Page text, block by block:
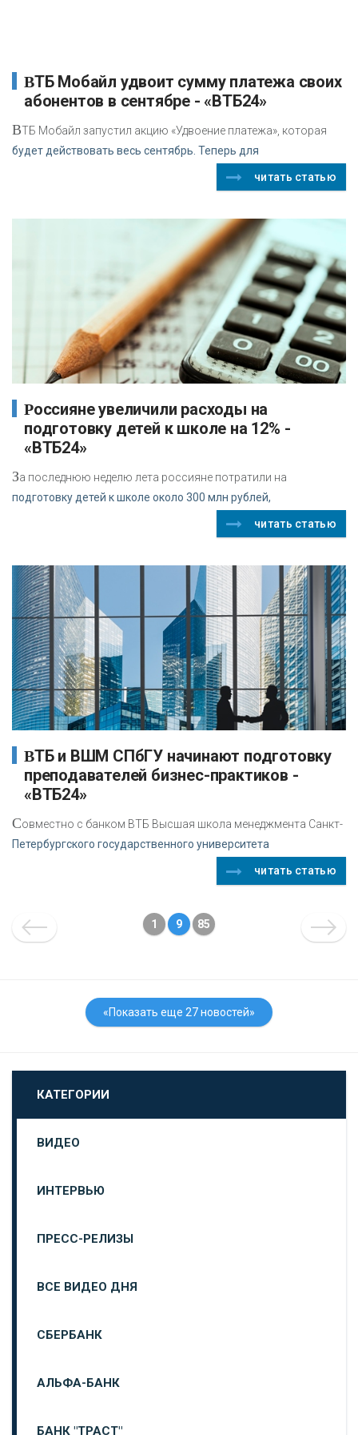
ВТБ Мобайл удвоит сумму платежа своих
абонентов в сентябре - «ВТБ24»
ВТБ Мобайл запустил акцию «Удвоение платежа», которая
будет действовать весь сентябрь. Теперь для
читать статью
Россияне увеличили расходы на
подготовку детей к школе на 12% -
«ВТБ24»
За последнюю неделю лета россияне потратили на
подготовку детей к школе около 300 млн рублей,
читать статью
ВТБ и ВШМ СПбГУ начинают подготовку
преподавателей бизнес-практиков -
«ВТБ24»
Совместно с банком ВТБ Высшая школа менеджмента Санкт-
Петербургского государственного университета
читать статью
1 9 85
«Показать еще 27 новостей»
КАТЕГОРИИ
ВИДЕО
ИНТЕРВЬЮ
ПРЕСС-РЕЛИЗЫ
ВСЕ ВИДЕО ДНЯ
СБЕРБАНК
АЛЬФА-БАНК
БАНК "ТРАСТ"